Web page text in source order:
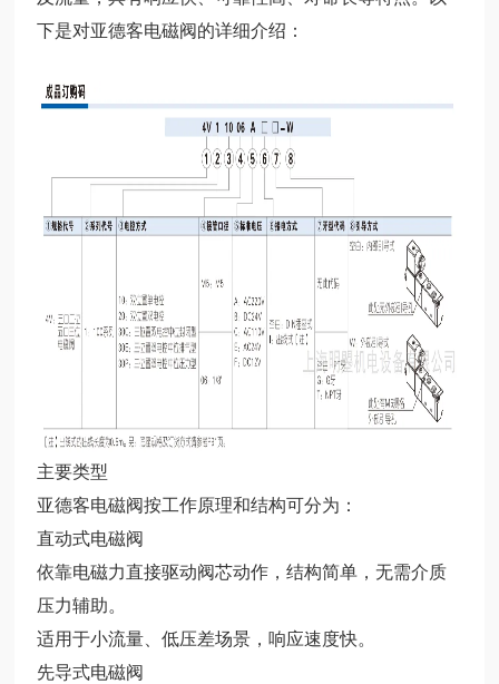
下是对亚德客电磁阀的详细介绍：
主要类型
亚德客电磁阀按工作原理和结构可分为：
直动式电磁阀
依靠电磁力直接驱动阀芯动作，结构简单，无需介质
压力辅助。
适用于小流量、低压差场景，响应速度快。
先导式电磁阀